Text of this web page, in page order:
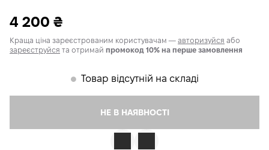
4 200 ₴
Краща ціна зареєстрованим користувачам — авторизуйся або
зареєструйся та отримай промокод 10% на перше замовлення
𒊹 Товар відсутній на складі
НЕ В НАЯВНОСТІ